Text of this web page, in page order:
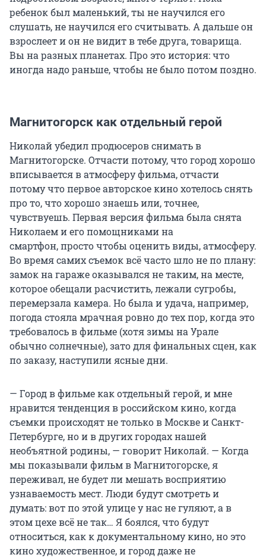
ребенок был маленький, ты не научился его
слушать, не научился его считывать. А дальше он
взрослеет и он не видит в тебе друга, товарища.
Вы на разных планетах. Про это история: что
иногда надо раньше, чтобы не было потом поздно.
Магнитогорск как отдельный герой
Николай убедил продюсеров снимать в
Магнитогорске. Отчасти потому, что город хорошо
вписывается в атмосферу фильма, отчасти
потому что первое авторское кино хотелось снять
про то, что хорошо знаешь или, точнее,
чувствуешь. Первая версия фильма была снята
Николаем и его помощниками на
смартфон, просто чтобы оценить виды, атмосферу.
Во время самих съемок всё часто шло не по плану:
замок на гараже оказывался не таким, на месте,
которое обещали расчистить, лежали сугробы,
перемерзала камера. Но была и удача, например,
погода стояла мрачная ровно до тех пор, когда это
требовалось в фильме (хотя зимы на Урале
обычно солнечные), зато для финальных сцен, как
по заказу, наступили ясные дни.
— Город в фильме как отдельный герой, и мне
нравится тенденция в российском кино, когда
съемки происходят не только в Москве и Санкт-
Петербурге, но и в других городах нашей
необъятной родины, — говорит Николай. — Когда
мы показывали фильм в Магнитогорске, я
переживал, не будет ли мешать восприятию
узнаваемость мест. Люди будут смотреть и
думать: вот по этой улице у нас не гуляют, а в
этом цехе всё не так… Я боялся, что будут
относиться, как к документальному кино, но это
кино художественное, и город даже не